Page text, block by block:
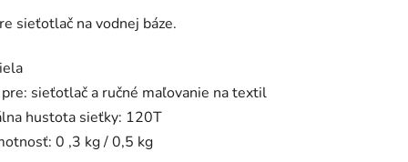
sieťotlač na vodnej báze.
sieťotlač a ručné maľovanie na textil
hustota sieťky: 120T
0 ,3 kg / 0,5 kg